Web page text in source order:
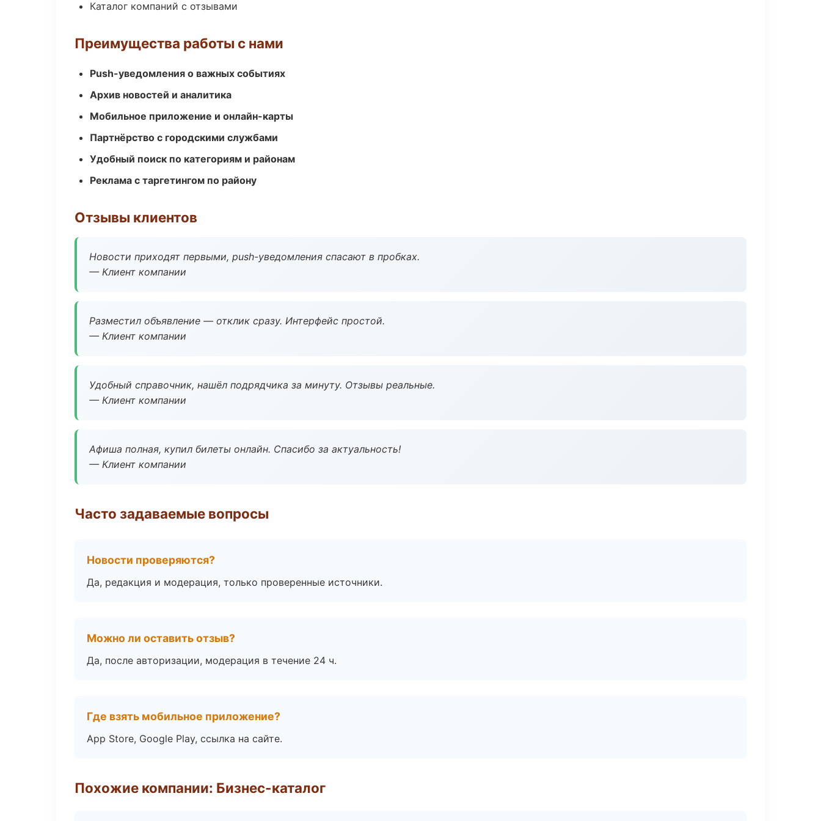
Каталог компаний с отзывами
Преимущества работы с нами
Push-уведомления о важных событиях
Архив новостей и аналитика
Мобильное приложение и онлайн-карты
Партнёрство с городскими службами
Удобный поиск по категориям и районам
Реклама с таргетингом по району
Отзывы клиентов
Новости приходят первыми, push-уведомления спасают в пробках.
— Клиент компании
Разместил объявление — отклик сразу. Интерфейс простой.
— Клиент компании
Удобный справочник, нашёл подрядчика за минуту. Отзывы реальные.
— Клиент компании
Афиша полная, купил билеты онлайн. Спасибо за актуальность!
— Клиент компании
Часто задаваемые вопросы
Новости проверяются?
Да, редакция и модерация, только проверенные источники.
Можно ли оставить отзыв?
Да, после авторизации, модерация в течение 24 ч.
Где взять мобильное приложение?
App Store, Google Play, ссылка на сайте.
Похожие компании: Бизнес-каталог